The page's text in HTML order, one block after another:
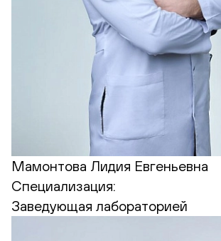
Мамонтова Лидия Евгеньевна
Специализация:
Заведующая лабораторией